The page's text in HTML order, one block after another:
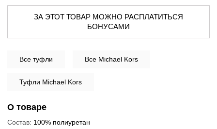
ЗА ЭТОТ ТОВАР МОЖНО РАСПЛАТИТЬСЯ
БОНУСАМИ
Все туфли Все Michael Kors
Туфли Michael Kors
О товаре
Состав: 100% полиуретан